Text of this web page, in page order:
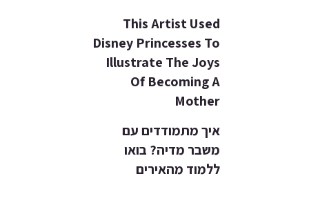
This Artist Used
Disney Princesses To
Illustrate The Joys
Of Becoming A
Mother
איך מתמודדים עם
משבר מדיה? בואו
ללמוד מהאירים